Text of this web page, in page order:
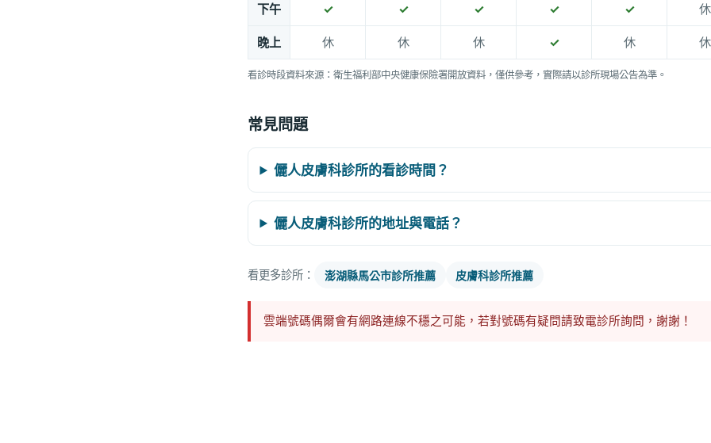
下午 ✓ ✓ ✓ ✓ ✓ 休
晚上 休 休 休 ✓ 休 休
看診時段資料來源：衛生福利部中央健康保險署開放資料，僅供參考，實際請以診所現場公告為準。
常見問題
儷人皮膚科診所的看診時間？
儷人皮膚科診所的地址與電話？
看更多診所： 澎湖縣馬公市診所推薦 皮膚科診所推薦
雲端號碼偶爾會有網路連線不穩之可能，若對號碼有疑問請致電診所詢問，謝謝！